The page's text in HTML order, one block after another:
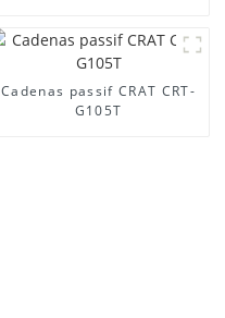
Cadenas passif CRAT CRT-
G105T